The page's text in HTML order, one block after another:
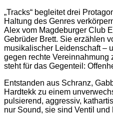
„Tracks“ begleitet drei
Haltung des Genres
Alex vom Magdeburger Club
Gebrüder Brett. Sie erzählen
musikalischer Leidenschaft –
gegen rechte Vereinnahmung
steht für das Gegenteil:
Entstanden aus Schranz,
Hardtekk zu einem
pulsierend, aggressiv,
nur Sound, sie sind Ventil